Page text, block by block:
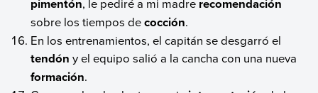
pimentón recomendación
sobre los tiempos decocción.
En los entrenamientos, el capitán se desgarró el
tendón y el equipo salió a la cancha con una nueva
formación.